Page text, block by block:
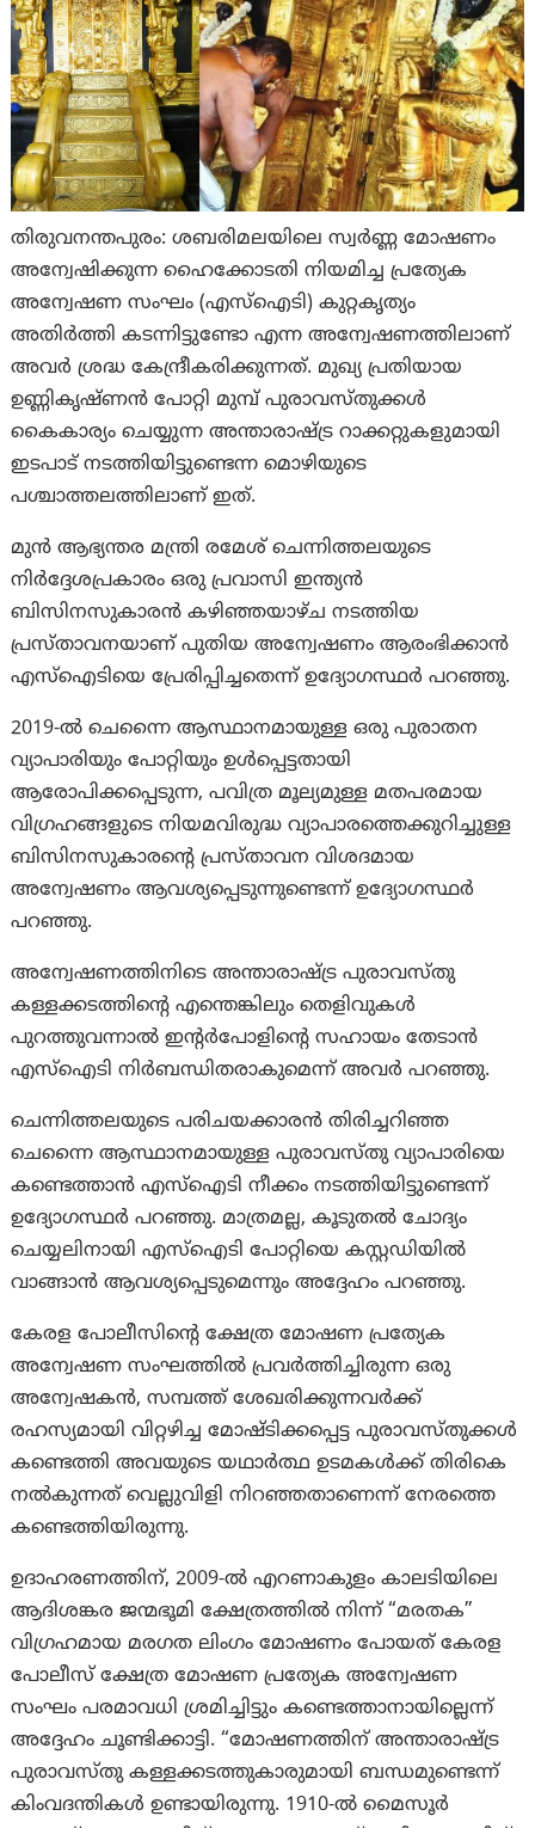
തിരുവനന്തപുരം: ശബരിമലയിലെ സ്വർണ്ണ മോഷണം
അന്വേഷിക്കുന്ന ഹൈക്കോടതി നിയമിച്ച പ്രത്യേക
അന്വേഷണ സംഘം (എസ്‌ഐടി) കുറ്റകൃത്യം
അതിർത്തി കടന്നിട്ടുണ്ടോ എന്ന അന്വേഷണത്തിലാണ്
അവര്‍ ശ്രദ്ധ കേന്ദ്രീകരിക്കുന്നത്. മുഖ്യ പ്രതിയായ
ഉണ്ണികൃഷ്ണൻ പോറ്റി മുമ്പ് പുരാവസ്തുക്കൾ
കൈകാര്യം ചെയ്യുന്ന അന്താരാഷ്ട്ര റാക്കറ്റുകളുമായി
ഇടപാട് നടത്തിയിട്ടുണ്ടെന്ന മൊഴിയുടെ
പശ്ചാത്തലത്തിലാണ് ഇത്.
മുൻ ആഭ്യന്തര മന്ത്രി രമേശ് ചെന്നിത്തലയുടെ
നിർദ്ദേശപ്രകാരം ഒരു പ്രവാസി ഇന്ത്യൻ
ബിസിനസുകാരൻ കഴിഞ്ഞയാഴ്ച നടത്തിയ
പ്രസ്താവനയാണ് പുതിയ അന്വേഷണം ആരംഭിക്കാൻ
എസ്‌ഐടിയെ പ്രേരിപ്പിച്ചതെന്ന് ഉദ്യോഗസ്ഥർ പറഞ്ഞു.
2019-ൽ ചെന്നൈ ആസ്ഥാനമായുള്ള ഒരു പുരാതന
വ്യാപാരിയും പോറ്റിയും ഉൾപ്പെട്ടതായി
ആരോപിക്കപ്പെടുന്ന, പവിത്ര മൂല്യമുള്ള മതപരമായ
വിഗ്രഹങ്ങളുടെ നിയമവിരുദ്ധ വ്യാപാരത്തെക്കുറിച്ചുള്ള
ബിസിനസുകാരന്റെ പ്രസ്താവന വിശദമായ
അന്വേഷണം ആവശ്യപ്പെടുന്നുണ്ടെന്ന് ഉദ്യോഗസ്ഥർ
പറഞ്ഞു.
അന്വേഷണത്തിനിടെ അന്താരാഷ്ട്ര പുരാവസ്തു
കള്ളക്കടത്തിന്റെ എന്തെങ്കിലും തെളിവുകൾ
പുറത്തുവന്നാൽ ഇന്റർപോളിന്റെ സഹായം തേടാൻ
എസ്‌ഐടി നിർബന്ധിതരാകുമെന്ന് അവർ പറഞ്ഞു.
ചെന്നിത്തലയുടെ പരിചയക്കാരൻ തിരിച്ചറിഞ്ഞ
ചെന്നൈ ആസ്ഥാനമായുള്ള പുരാവസ്തു വ്യാപാരിയെ
കണ്ടെത്താൻ എസ്‌ഐടി നീക്കം നടത്തിയിട്ടുണ്ടെന്ന്
ഉദ്യോഗസ്ഥർ പറഞ്ഞു. മാത്രമല്ല, കൂടുതൽ ചോദ്യം
ചെയ്യലിനായി എസ്‌ഐടി പോറ്റിയെ കസ്റ്റഡിയിൽ
വാങ്ങാന്‍ ആവശ്യപ്പെടുമെന്നും അദ്ദേഹം പറഞ്ഞു.
കേരള പോലീസിന്റെ ക്ഷേത്ര മോഷണ പ്രത്യേക
അന്വേഷണ സംഘത്തിൽ പ്രവർത്തിച്ചിരുന്ന ഒരു
അന്വേഷകൻ, സമ്പത്ത് ശേഖരിക്കുന്നവർക്ക്
രഹസ്യമായി വിറ്റഴിച്ച മോഷ്ടിക്കപ്പെട്ട പുരാവസ്തുക്കൾ
കണ്ടെത്തി അവയുടെ യഥാർത്ഥ ഉടമകൾക്ക് തിരികെ
നൽകുന്നത് വെല്ലുവിളി നിറഞ്ഞതാണെന്ന് നേരത്തെ
കണ്ടെത്തിയിരുന്നു.
ഉദാഹരണത്തിന്, 2009-ൽ എറണാകുളം കാലടിയിലെ
ആദിശങ്കര ജന്മഭൂമി ക്ഷേത്രത്തിൽ നിന്ന് “മരതക”
വിഗ്രഹമായ മരഗത ലിംഗം മോഷണം പോയത് കേരള
പോലീസ് ക്ഷേത്ര മോഷണ പ്രത്യേക അന്വേഷണ
സംഘം പരമാവധി ശ്രമിച്ചിട്ടും കണ്ടെത്താനായില്ലെന്ന്
അദ്ദേഹം ചൂണ്ടിക്കാട്ടി. “മോഷണത്തിന് അന്താരാഷ്ട്ര
പുരാവസ്തു കള്ളക്കടത്തുകാരുമായി ബന്ധമുണ്ടെന്ന്
കിംവദന്തികൾ ഉണ്ടായിരുന്നു. 1910-ൽ മൈസൂർ